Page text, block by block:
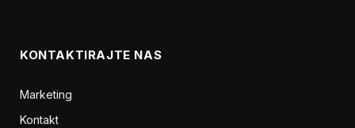
KONTAKTIRAJTE NAS
Marketing
Kontakt